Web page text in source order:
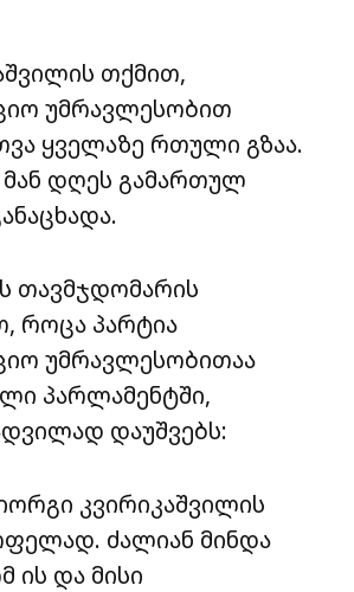
თქმით,
უმრავლესობით
ყველაზე რთული გზაა.
მან დღეს გამართულ
თავმჯდომარის
როცა პარტია
უმრავლესობითაა
პარლამენტში,
დაუშვებს:
კვირიკაშვილის
ძალიან მინდა
ის და მისი